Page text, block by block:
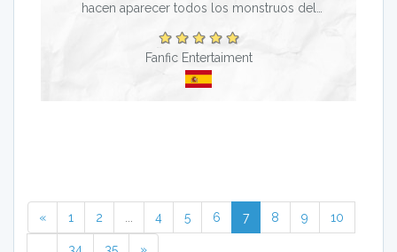
hacen aparecer todos los monstruos del
nuevo en una tribu...
Fanfic Entertaiment
« 1 2 4 5 6 7 8 9 10